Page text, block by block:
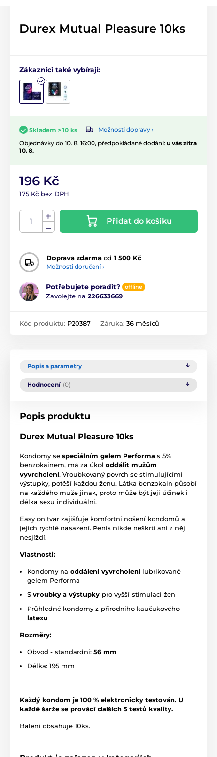
Durex Mutual Pleasure 10ks
Zákazníci také vybírají:
Skladem > 10 ks
Možnosti dopravy ›
Objednávky do 10. 8. 16:00, předpokládané dodání: u vás zítra
10. 8.
196 Kč
175 Kč bez DPH
Přidat do košíku
Doprava zdarma od 1 500 Kč
Možnosti doručení ›
Potřebujete poradit? offline
Zavolejte na 226633669
Kód produktu: P20387 Záruka: 36 měsíců
Popis a parametry
Hodnocení (0)
Popis produktu
Durex Mutual Pleasure 10ks
Kondomy se speciálním gelem Performa s 5%
benzokainem, má za úkol oddálit mužům
vyvrcholení. Vroubkovaný povrch se stimulujícími
výstupky, potěší každou ženu. Látka benzokain působí
na každého muže jinak, proto může být její účinek i
délka sexu individuální.
Easy on tvar zajišťuje komfortní nošení kondomů a
jejich rychlé nasazení. Penis nikde neškrtí ani z něj
nesjíždí.
Vlastnosti:
Kondomy na oddálení vyvrcholenílubrikované
gelem Performa
S vroubky a výstupky pro vyšší stimulaci žen
Průhledné kondomy z přírodního kaučukového
latexu
Rozměry:
Obvod - standardní: 56 mm
Délka: 195 mm
Každý kondom je 100 % elektronicky testován. U
každé šarže se provádí dalších 5 testů kvality.
Balení obsahuje 10ks.